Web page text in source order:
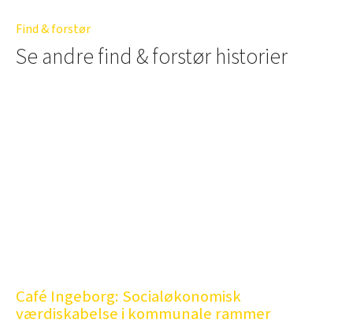
Find & forstør
Se andre find & forstør historier
Café Ingeborg: Socialøkonomisk
værdiskabelse i kommunale rammer